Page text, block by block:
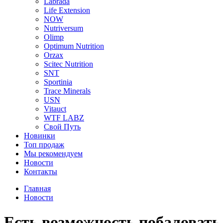
Life Extension
NOW
Nutriversum
Olimp
Optimum Nutrition
Orzax
Scitec Nutrition
SNT
Sportinia
Trace Minerals
USN
Vitauct
WTF LABZ
Свой Путь
Новинки
Топ продаж
Мы рекомендуем
Новости
Контакты
Главная
Новости